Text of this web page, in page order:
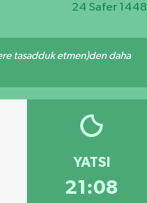
24 Safer 1448
tasadduk etmen)den daha
YATSI
21:08